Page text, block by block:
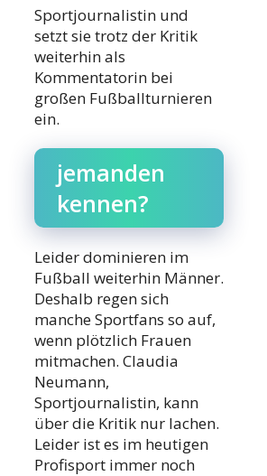
Sportjournalistin und
setzt sie trotz der Kritik
weiterhin als
Kommentatorin bei
großen Fußballturnieren
ein.
jemanden
kennen?
Leider dominieren im
Fußball weiterhin Männer.
Deshalb regen sich
manche Sportfans so auf,
wenn plötzlich Frauen
mitmachen. Claudia
Neumann,
Sportjournalistin, kann
über die Kritik nur lachen.
Leider ist es im heutigen
Profisport immer noch